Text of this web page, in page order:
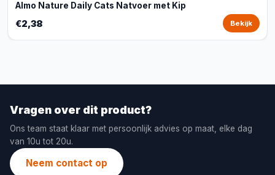
Almo Nature Daily Cats Natvoer met Kip
€2,38 Bekijk
Vragen over dit product?
Ons team staat klaar met persoonlijk advies op maat, elke dag
van 10u tot 20u.
Neem contact op